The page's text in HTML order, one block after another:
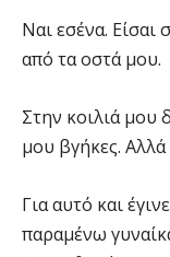
Ναι εσένα.
από τα οστά μου.
Στην κοιλιά μου
μου βγήκες. Αλλά
Για αυτό και
παραμένω